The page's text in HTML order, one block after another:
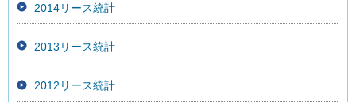
2014リース統計
2013リース統計
2012リース統計